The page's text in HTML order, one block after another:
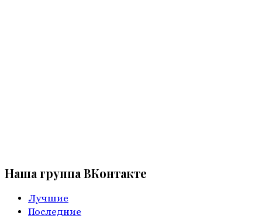
Наша группа ВКонтакте
Лучшие
Последние